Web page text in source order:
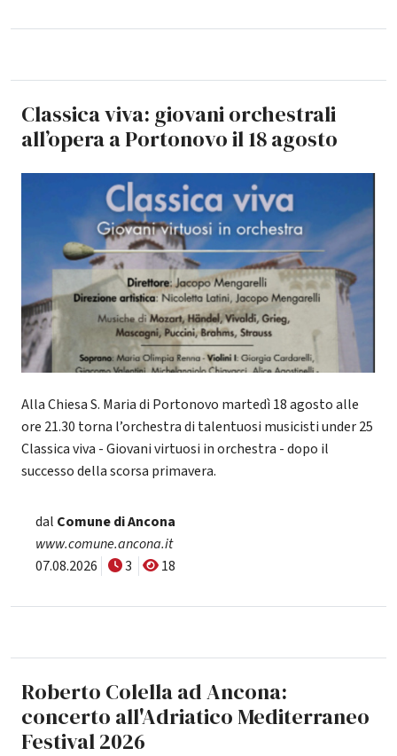
Classica viva: giovani orchestrali
all’opera a Portonovo il 18 agosto
Alla Chiesa S. Maria di Portonovo martedì 18 agosto alle
ore 21.30 torna l’orchestra di talentuosi musicisti under 25
Classica viva - Giovani virtuosi in orchestra - dopo il
successo della scorsa primavera.
dal Comune di Ancona
www.comune.ancona.it
07.08.2026
3 18
Roberto Colella ad Ancona:
concerto all'Adriatico Mediterraneo
Festival 2026